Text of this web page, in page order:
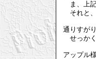
ま、上記
それと
通りすが
せっかく
アップル様